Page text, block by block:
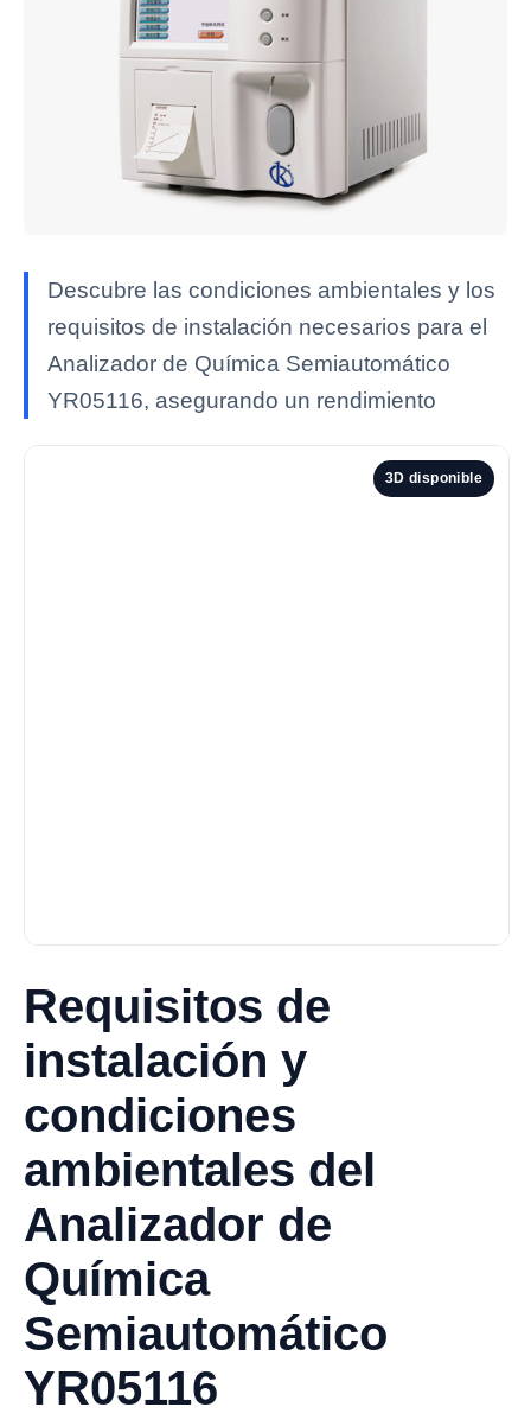
Descubre las condiciones ambientales y los
requisitos de instalación necesarios para el
Analizador de Química Semiautomático
YR05116, asegurando un rendimiento
3D disponible
Requisitos de
instalación y
condiciones
ambientales del
Analizador de
Química
Semiautomático
YR05116